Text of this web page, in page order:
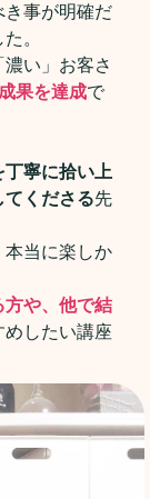
き事が明確だ
。
い」お客さ
果を達成で
寧に拾い上
てくださる先
本当に楽しか
方や、他で結
したい講座